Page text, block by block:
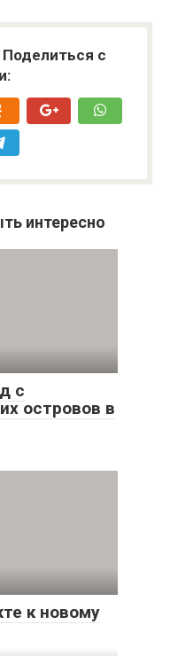
с
интересно
с
островов в
к новому